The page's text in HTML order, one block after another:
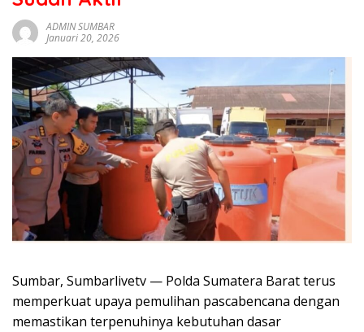
sumbar
tv
live
ADMIN SUMBAR
Januari 20, 2026
Sumbar, Sumbarlivetv — Polda Sumatera Barat terus
memperkuat upaya pemulihan pascabencana dengan
memastikan terpenuhinya kebutuhan dasar